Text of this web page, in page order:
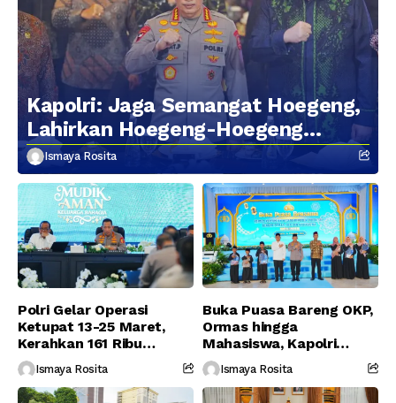
Kapolri: Jaga Semangat Hoegeng,
Lahirkan Hoegeng-Hoegeng
Berikutnya
Ismaya Rosita
Polri Gelar Operasi
Ketupat 13-25 Maret,
Kerahkan 161 Ribu
Personel Gabungan
Ismaya Rosita
Buka Puasa Bareng OKP,
Ormas hingga
Mahasiswa, Kapolri
Serukan Jaga
Persatuan-Dukung
Program Pemerintah
Ismaya Rosita